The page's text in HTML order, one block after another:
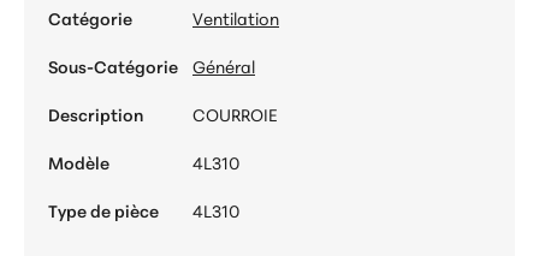
Catégorie
Ventilation
Sous-Catégorie Général
Description
COURROIE
Modèle
4L310
Type de pièce
4L310